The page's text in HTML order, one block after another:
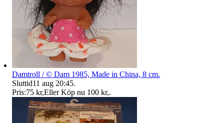
Damtroll / © Dam 1985, Made in China, 8 cm.
Sluttid11 aug 20:45.
Pris:75 kr,Eller Köp nu 100 kr,.